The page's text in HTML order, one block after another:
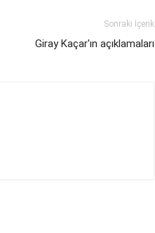
Sonraki İçerik
Giray Kaçar'ın açıklamaları